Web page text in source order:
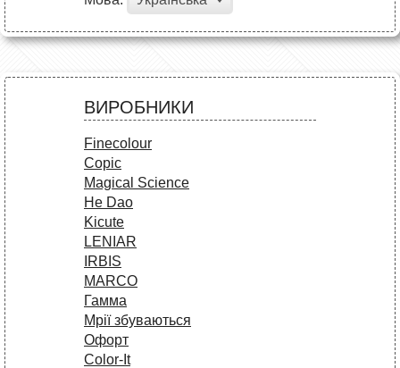
ВИРОБНИКИ
Finecolour
Copic
Magical Science
He Dao
Kicute
LENIAR
IRBIS
MARCO
Гамма
Мрії збуваються
Офорт
Сolor-It